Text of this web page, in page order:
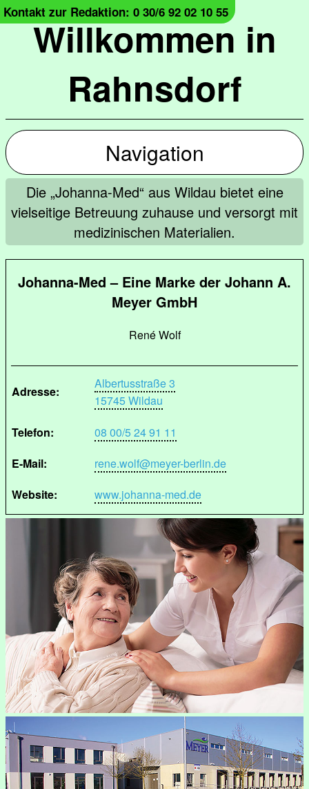
Willkommen in
Rahnsdorf
Kontakt zur Redaktion: 0 30/6 92 02 10 55
Navigation
Die „Johanna-Med“ aus Wildau bietet eine
vielseitige Betreuung zuhause und versorgt mit
medizinischen Materialien.
Johanna-Med – Eine Marke der Johann A.
Meyer GmbH
René Wolf
Adresse:
Albertusstraße 3
15745 Wildau
Telefon:
08 00/5 24 91 11
E-Mail:
rene.wolf@meyer-berlin.de
Website:
www.johanna-med.de